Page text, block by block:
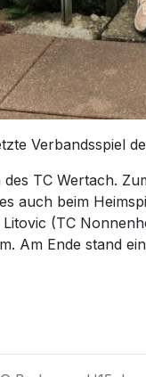
Verbandsspiel
des TC Wertach.
auch beim
Litovic (TC
Am Ende stand